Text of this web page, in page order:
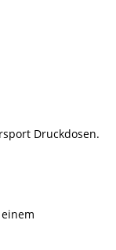
Druckdosen.